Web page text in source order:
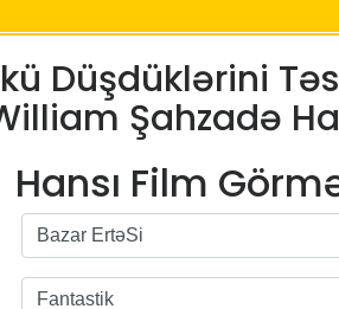
Düşdüklərini
Şahzadə
Hansı Film